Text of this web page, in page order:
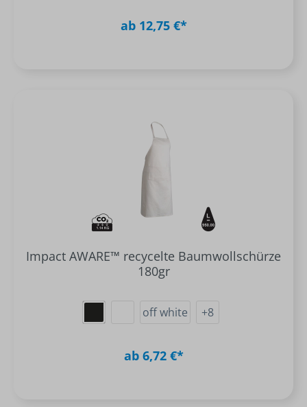
ab 12,75 €*
Impact AWARE™ recycelte Baumwollschürze
180gr
off white +8
ab 6,72 €*